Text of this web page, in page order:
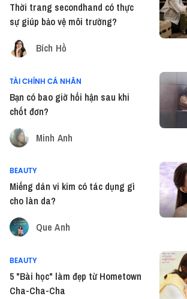
Thời trang secondhand có thực
sự giúp bảo vệ môi trường?
Bích Hồ
TÀI CHÍNH CÁ NHÂN
Bạn có bao giờ hối hận sau khi
chốt đơn?
Minh Anh
BEAUTY
Miếng dán vi kim có tác dụng gì
cho làn da?
Que Anh
BEAUTY
5 "Bài học" làm đẹp từ Hometown
Cha-Cha-Cha